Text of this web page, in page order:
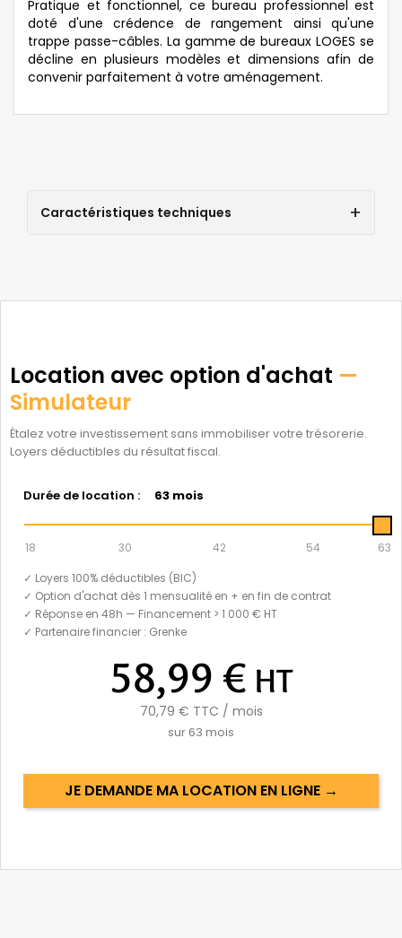
Pratique et fonctionnel, ce bureau professionnel est
doté d'une crédence de rangement ainsi qu'une
trappe passe-câbles. La gamme de bureaux LOGES se
décline en plusieurs modèles et dimensions afin de
convenir parfaitement à votre aménagement.
Caractéristiques techniques
Location avec option d'achat —
Simulateur
Étalez votre investissement sans immobiliser votre trésorerie.
Loyers déductibles du résultat fiscal.
Durée de location : 63 mois
18 30 42 54
63
✓ Loyers 100% déductibles (BIC)
✓ Option d'achat dès 1 mensualité en + en fin de contrat
✓ Réponse en 48h — Financement > 1 000 € HT
✓ Partenaire financier : Grenke
58,99 € HT
70,79 € TTC / mois
sur 63 mois
JE DEMANDE MA LOCATION EN LIGNE →